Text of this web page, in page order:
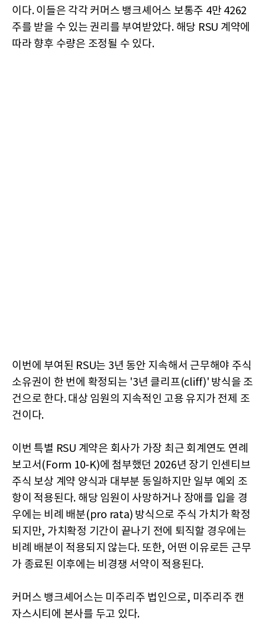
이다. 이들은 각각 커머스 뱅크셰어스 보통주 4만 4262
주를 받을 수 있는 권리를 부여받았다. 해당 RSU 계약에
따라 향후 수량은 조정될 수 있다.
이번에 부여된 RSU는 3년 동안 지속해서 근무해야 주식
소유권이 한 번에 확정되는 '3년 클리프(cliff)' 방식을 조
건으로 한다. 대상 임원의 지속적인 고용 유지가 전제 조
건이다.
이번 특별 RSU 계약은 회사가 가장 최근 회계연도 연례
보고서(Form 10-K)에 첨부했던 2026년 장기 인센티브
주식 보상 계약 양식과 대부분 동일하지만 일부 예외 조
항이 적용된다. 해당 임원이 사망하거나 장애를 입을 경
우에는 비례 배분(pro rata) 방식으로 주식 가치가 확정
되지만, 가치확정 기간이 끝나기 전에 퇴직할 경우에는
비례 배분이 적용되지 않는다. 또한, 어떤 이유로든 근무
가 종료된 이후에는 비경쟁 서약이 적용된다.
커머스 뱅크셰어스는 미주리주 법인으로, 미주리주 캔
자스시티에 본사를 두고 있다.